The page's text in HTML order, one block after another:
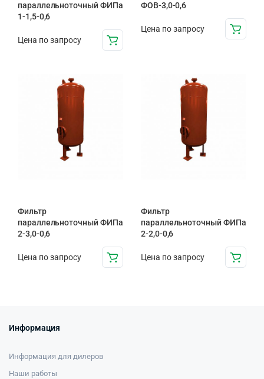
параллельноточный ФИПа
1-1,5-0,6
Цена по запросу
ФОВ-3,0-0,6
Цена по запросу
Фильтр
параллельноточный ФИПа
2-3,0-0,6
Цена по запросу
Фильтр
параллельноточный ФИПа
2-2,0-0,6
Цена по запросу
Информация
Информация для дилеров
Наши работы